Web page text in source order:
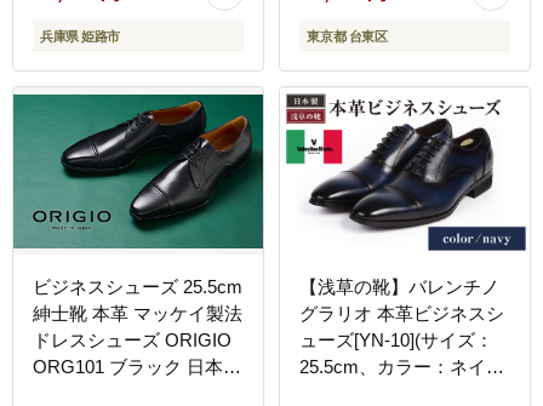
兵庫県 姫路市 東京都 台東区
ビジネスシューズ 25.5cm
紳士靴 本革 マッケイ製法
ドレスシューズ ORIGIO
ORG101 ブラック 日本製
【浅草の靴】バレンチノ
グラリオ 本革ビジネスシ
ューズ[YN-10](サイズ：
25.5cm、カラー：ネイビ